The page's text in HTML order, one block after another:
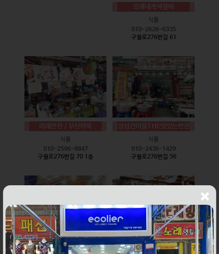
모래내즉석핫바
식품
010-2626-6335
구월로276번길 61
미래반찬 / 부산어묵
식품
010-2596-8847
구월로276번길 70 1층
싱싱건어물THE맛있는반찬
식품
010-2436-1429
구월로276번길 56
웰빙즉석손두부 윤하네건어물